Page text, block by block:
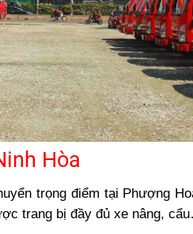
Hòa
trọng điểm tại Phượng
trang bị đầy đủ xe nâng,